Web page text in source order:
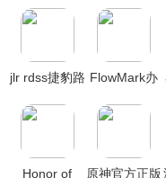
jlr rdss捷豹路 FlowMark办
Honor of
原神官方正版